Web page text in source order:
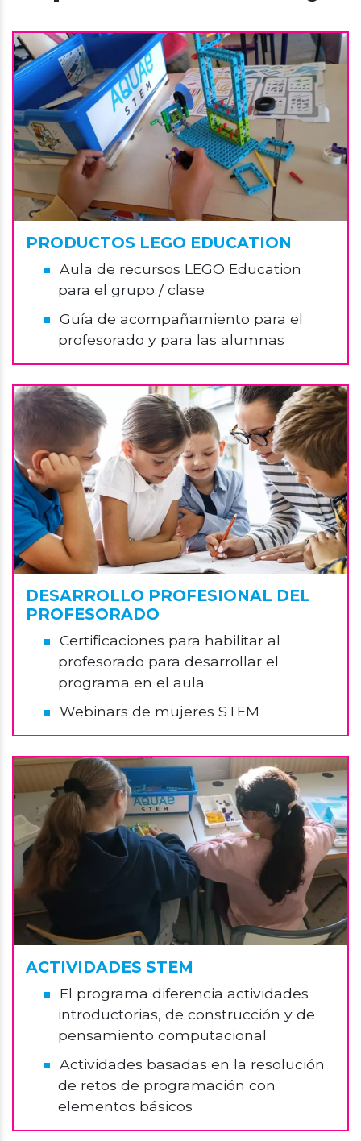
PRODUCTOS LEGO EDUCATION
Aula de recursos LEGO Education
para el grupo / clase
Guía de acompañamiento para el
profesorado y para las alumnas
DESARROLLO PROFESIONAL DEL
PROFESORADO
Certificaciones para habilitar al
profesorado para desarrollar el
programa en el aula
Webinars de mujeres STEM
ACTIVIDADES STEM
El programa diferencia actividades
introductorias, de construcción y de
pensamiento computacional
Actividades basadas en la resolución
de retos de programación con
elementos básicos